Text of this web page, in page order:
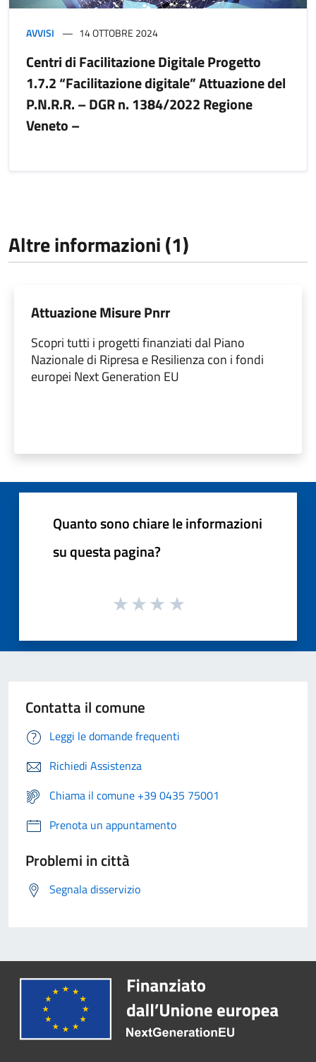
AVVISI 14 OTTOBRE 2024
Centri di Facilitazione Digitale Progetto
1.7.2 “Facilitazione digitale” Attuazione del
P.N.R.R. – DGR n. 1384/2022 Regione
Veneto –
Altre informazioni (1)
Attuazione Misure Pnrr
Scopri tutti i progetti finanziati dal Piano
Nazionale di Ripresa e Resilienza con i fondi
europei Next Generation EU
Quanto sono chiare le informazioni
su questa pagina?
Contatta il comune
Leggi le domande frequenti
Richiedi Assistenza
Chiama il comune +39 0435 75001
Prenota un appuntamento
Problemi in città
Segnala disservizio